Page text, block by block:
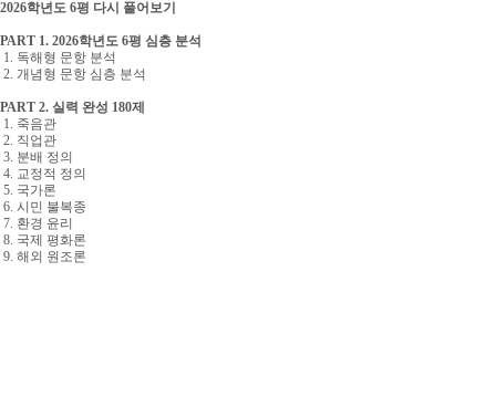
2026학년도 6평 다시 풀어보기
PART 1. 2026학년도 6평 심층 분석
1. 독해형 문항 분석
2. 개념형 문항 심층 분석
PART 2. 실력 완성 180제
1. 죽음관
2. 직업관
3. 분배 정의
4. 교정적 정의
5. 국가론
6. 시민 불복종
7. 환경 윤리
8. 국제 평화론
9. 해외 원조론